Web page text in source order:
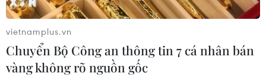
quan hệ giữa Việt Nam và Australia
Ấn Độ thử thành công tên lửa đạn
vietnamplus.vn
Chuyển Bộ Công an thông tin 7 cá nhân bán
vàng không rõ nguồn gốc